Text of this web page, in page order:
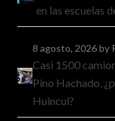
en las escuelas
8 agosto, 2026by
Casi 1500
Pino Hachado,
Huincul?